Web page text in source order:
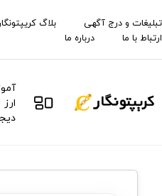
تبلیغات و درج آگهی
بلاگ
ارتباط با ما
درباره ما
ارز